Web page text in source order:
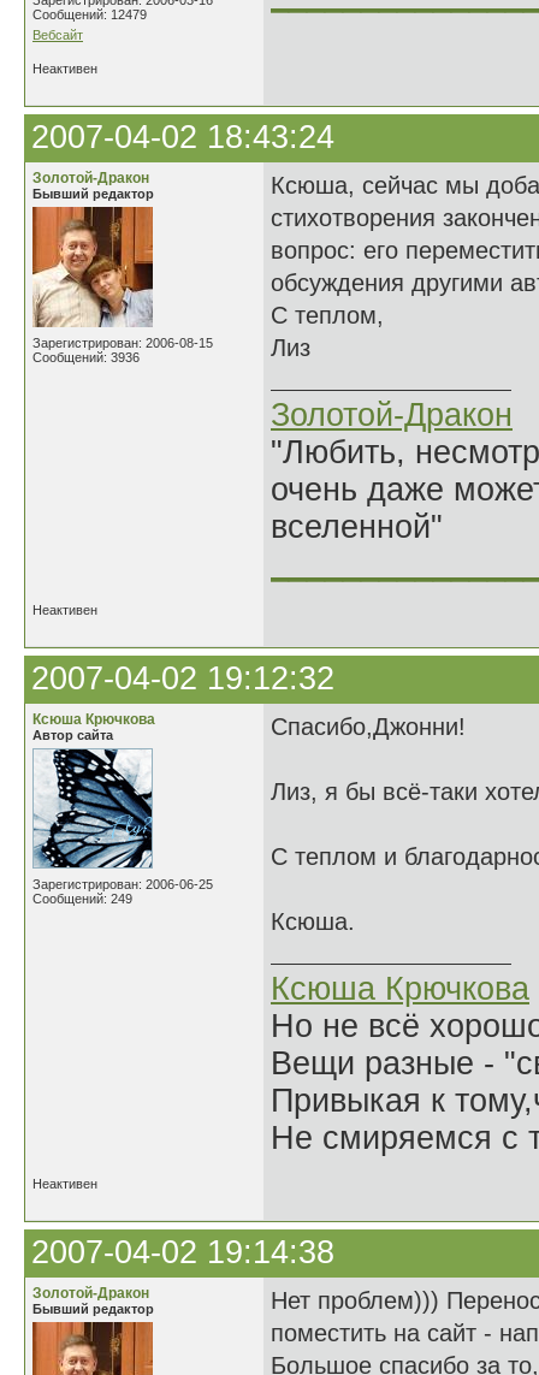
Сообщений: 12479
Вебсайт
Неактивен
2007-04-02 18:43:24
Золотой-Дракон
Бывший редактор
Зарегистрирован: 2006-08-15
Сообщений: 3936
Ксюша, сейчас мы
стихотворения
вопрос: его
обсуждения другими
С теплом,
Лиз
Золотой-Дракон
"Любить,
очень даже
вселенной"
Неактивен
2007-04-02 19:12:32
Ксюша Крючкова
Автор сайта
Зарегистрирован: 2006-06-25
Сообщений: 249
Спасибо,Джонни!
Лиз, я бы всё-таки
С теплом и
Ксюша.
Ксюша Крючкова
Но не всё
Вещи разные -
Привыкая к
Не смиряемся с
Неактивен
2007-04-02 19:14:38
Золотой-Дракон
Бывший редактор
Нет проблем)))
поместить на сайт -
Большое спасибо за